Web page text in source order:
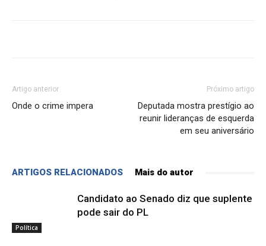
Artigo anterior
Onde o crime impera
Próximo artigo
Deputada mostra prestígio ao
reunir lideranças de esquerda
em seu aniversário
ARTIGOS RELACIONADOS Mais do autor
Política
Candidato ao Senado diz que suplente
pode sair do PL